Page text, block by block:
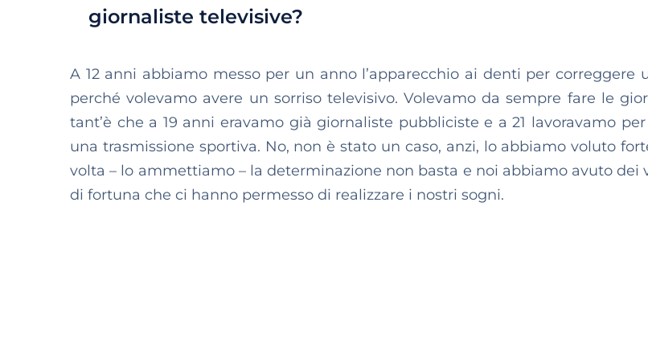
giornaliste televisive?
A 12 anni abbiamo messo per un anno l’apparecchio ai denti per correggere
perché volevamo avere un sorriso televisivo. Volevamo da sempre fare le
tant’è che a 19 anni eravamo già giornaliste pubbliciste e a 21 lavoravamo
una trasmissione sportiva. No, non è stato un caso, anzi, lo abbiamo voluto
volta – lo ammettiamo – la determinazione non basta e noi abbiamo avuto dei
di fortuna che ci hanno permesso di realizzare i nostri sogni.